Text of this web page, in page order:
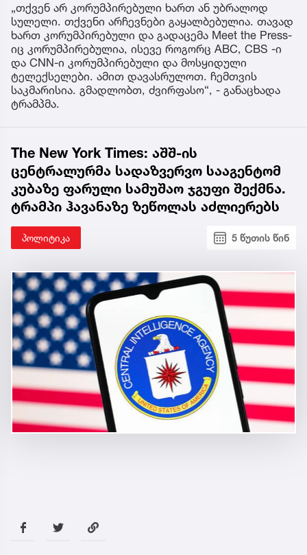
„თქვენ არ კორუმპირებული ხართ ან უბრალოდ
სულელი. თქვენი არჩევნები გაყალბებულია. თავად
ხართ კორუმპირებული და გადაცემა Meet the Press-
იც კორუმპირებულია, ისევე როგორც ABC, CBS -ი
და CNN-ი კორუმპირებული და მოსყიდული
ტელექსელები. ამით დავასრულოთ. ჩემთვის
საკმარისია. გმადლობთ, ძვირფასო“, - განაცხადა
ტრამპმა.
The New York Times: აშშ-ის
ცენტრალურმა სადაზვერვო სააგენტომ
კუბაზე ფარული სამუშაო ჯგუფი შექმნა.
ტრამპი ჰავანაზე ზეწოლას აძლიერებს
პოლიტიკა 5 წუთის წინ